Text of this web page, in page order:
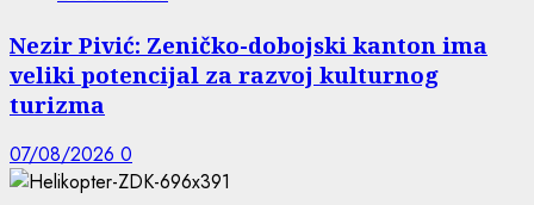
Nezir Pivić: Zeničko-dobojski kanton ima
veliki potencijal za razvoj kulturnog
turizma
07/08/2026 0